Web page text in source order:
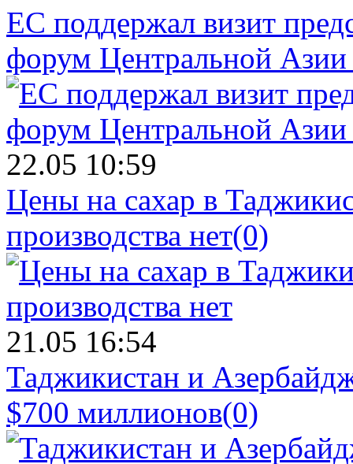
ЕС поддержал визит
форум Центральной Азии
22.05 10:59
Цены на сахар в
производства нет(0)
21.05 16:54
Таджикистан и
$700 миллионов(0)